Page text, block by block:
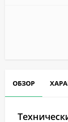
ОБЗОР